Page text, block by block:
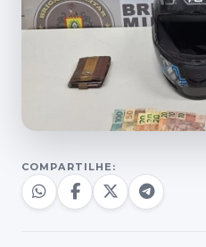
COMPARTILHE: